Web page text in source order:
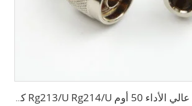
مصنع OEM عالي الأداء 50 أوم Rg213/U Rg214/U كابل متماس لنظام الهوائي